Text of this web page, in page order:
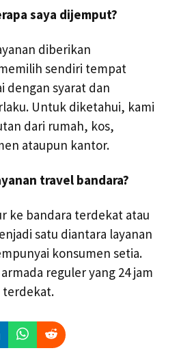
saya dijemput?
diberikan
sendiri tempat
dengan syarat dan
Untuk diketahui, kami
dari rumah, kos,
ataupun kantor.
travel bandara?
ke bandara terdekat atau
satu diantara layanan
konsumen setia.
reguler yang 24 jam
terdekat.